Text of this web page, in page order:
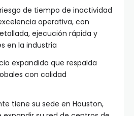
de tiempo de inactividad
operativa, con
ejecución rápida y
en la industria
expandida que respalda
con calidad
tiene su sede en Houston,